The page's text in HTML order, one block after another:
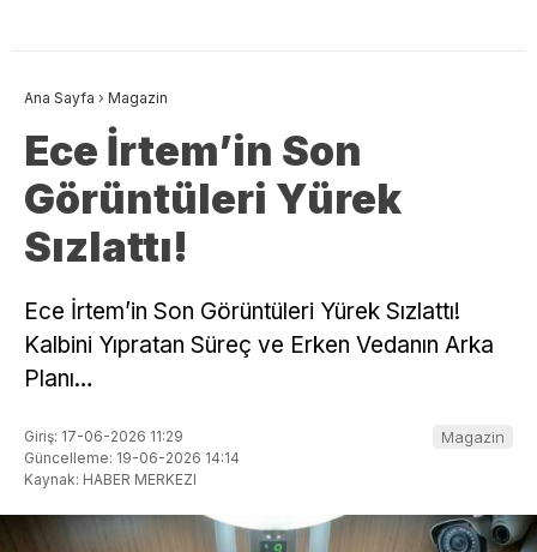
Ana Sayfa › Magazin
Ece İrtem’in Son
Görüntüleri Yürek
Sızlattı!
Ece İrtem’in Son Görüntüleri Yürek Sızlattı!
Kalbini Yıpratan Süreç ve Erken Vedanın Arka
Planı…
Giriş: 17-06-2026 11:29
Güncelleme: 19-06-2026 14:14
Kaynak: HABER MERKEZI
Magazin